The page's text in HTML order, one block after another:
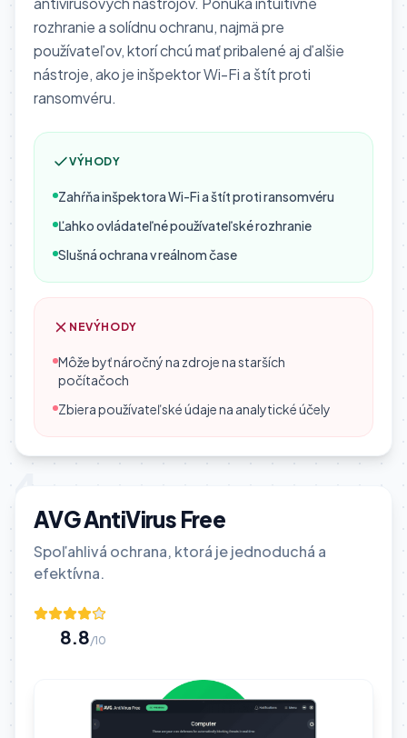
rozhranie a solídnu ochranu, najmä pre
používateľov, ktorí chcú mať pribalené aj ďalšie
nástroje, ako je inšpektor Wi-Fi a štít proti
ransomvéru.
VÝHODY
Zahŕňa inšpektora Wi-Fi a štít proti ransomvéru
Ľahko ovládateľné používateľské rozhranie
Slušná ochrana v reálnom čase
NEVÝHODY
Môže byť náročný na zdroje na starších
počítačoch
Zbiera používateľské údaje na analytické účely
4
AVG AntiVirus Free
Spoľahlivá ochrana, ktorá je jednoduchá a
efektívna.
8.8/10